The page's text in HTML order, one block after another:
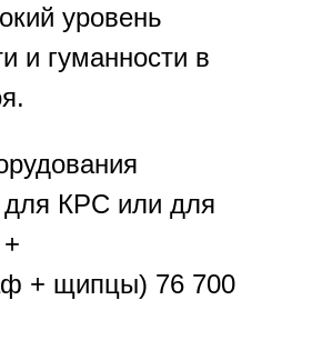
уровень
и гуманности в
для КРС или для
+ щипцы) 76 700